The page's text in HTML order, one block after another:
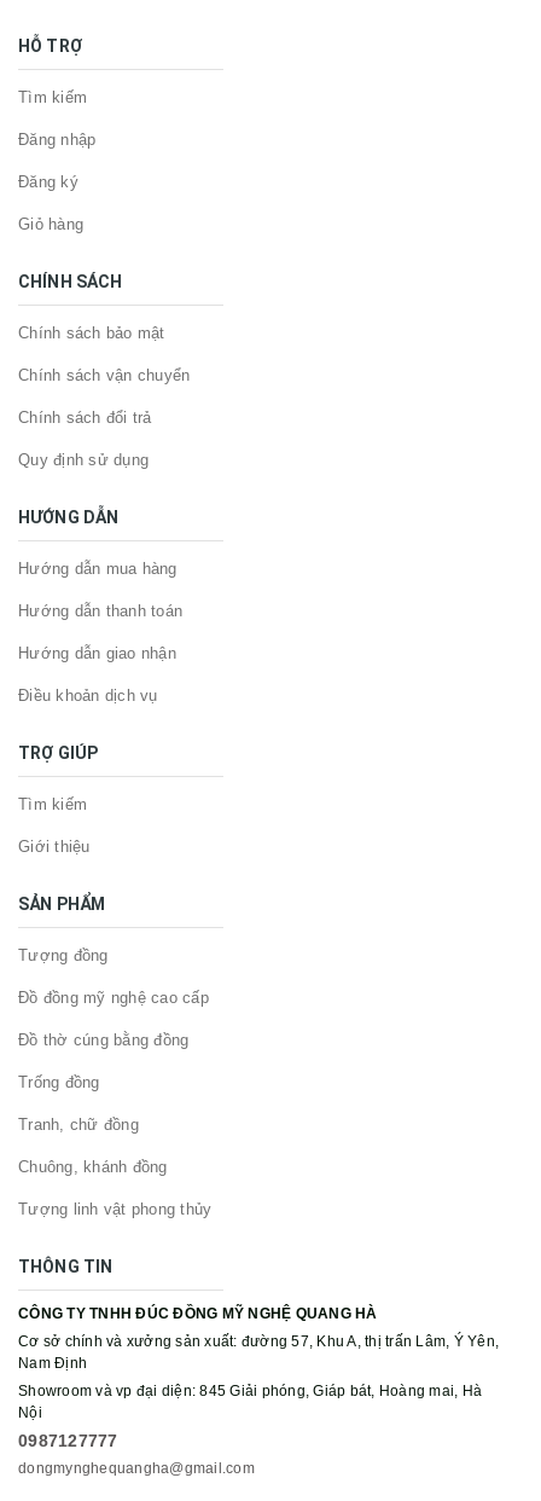
HỖ TRỢ
Tìm kiếm
Đăng nhập
Đăng ký
Giỏ hàng
CHÍNH SÁCH
Chính sách bảo mật
Chính sách vận chuyển
Chính sách đổi trả
Quy định sử dụng
HƯỚNG DẪN
Hướng dẫn mua hàng
Hướng dẫn thanh toán
Hướng dẫn giao nhận
Điều khoản dịch vụ
TRỢ GIÚP
Tìm kiếm
Giới thiệu
SẢN PHẨM
Tượng đồng
Đồ đồng mỹ nghệ cao cấp
Đồ thờ cúng bằng đồng
Trống đồng
Tranh, chữ đồng
Chuông, khánh đồng
Tượng linh vật phong thủy
THÔNG TIN
CÔNG TY TNHH ĐÚC ĐỒNG MỸ NGHỆ QUANG HÀ
Cơ sở chính và xưởng sản xuất: đường 57, Khu A, thị trấn Lâm, Ý Yên,
Nam Định
Showroom và vp đại diện: 845 Giải phóng, Giáp bát, Hoàng mai, Hà
Nội
0987127777
dongmynghequangha@gmail.com